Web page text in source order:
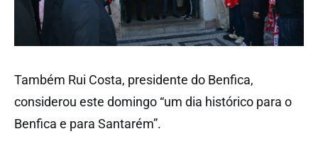
Também Rui Costa, presidente do Benfica,
considerou este domingo “um dia histórico para o
Benfica e para Santarém”.